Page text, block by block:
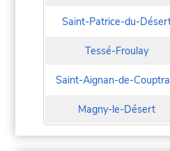
Saint-Patrice-du-
Tessé-Froulay
Saint-Aignan-de-
Magny-le-Désert